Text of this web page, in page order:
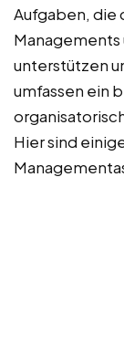
Aufgaben, die
Managements
unterstützen
umfassen ein
Hier sind